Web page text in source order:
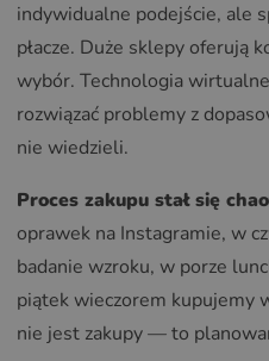
indywidualne podejście, ale
płacze. Duże sklepy oferują
wybór. Technologia
rozwiązać problemy z
nie wiedzieli.
Proces zakupu stał się
oprawek na Instagramie, w
badanie wzroku, w porze
piątek wieczorem kupujemy
nie jest zakupy — to